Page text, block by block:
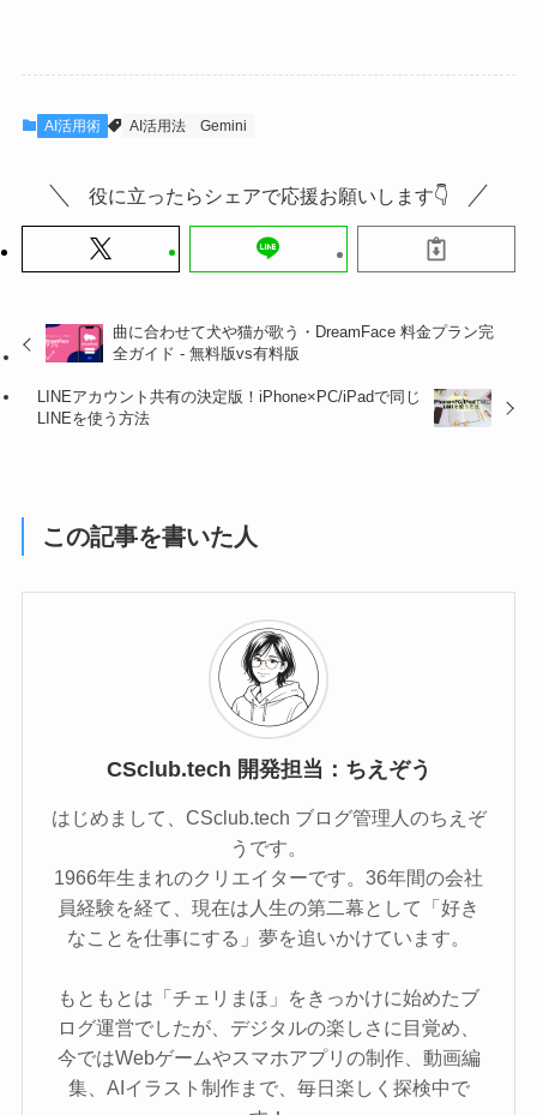
AI活用術 AI活用法 Gemini
役に立ったらシェアで応援お願いします👇
曲に合わせて犬や猫が歌う・DreamFace 料金プラン完
全ガイド - 無料版vs有料版
LINEアカウント共有の決定版！iPhone×PC/iPadで同じ
LINEを使う方法
この記事を書いた人
CSclub.tech 開発担当：ちえぞう
はじめまして、CSclub.tech ブログ管理人のちえぞ
うです。
1966年生まれのクリエイターです。36年間の会社
員経験を経て、現在は人生の第二幕として「好き
なことを仕事にする」夢を追いかけています。
もともとは「チェリまほ」をきっかけに始めたブ
ログ運営でしたが、デジタルの楽しさに目覚め、
今ではWebゲームやスマホアプリの制作、動画編
集、AIイラスト制作まで、毎日楽しく探検中で